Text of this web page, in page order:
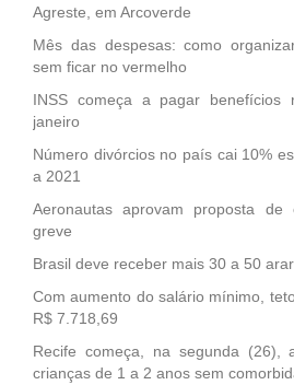
Agreste, em Arcoverde
Mês das despesas: como
sem ficar no vermelho
INSS começa a pagar benefícios
janeiro
Número divórcios no país cai 10%
a 2021
Aeronautas aprovam proposta de
greve
Brasil deve receber mais 30 a 50
Com aumento do salário mínimo,
R$ 7.718,69
Recife começa, na segunda (26),
crianças de 1 a 2 anos sem